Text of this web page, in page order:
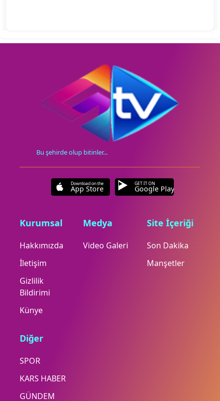
Bu şehirde olup bitinler...
Download on the
App Store
GET IT ON
Google Play
Kurumsal
Hakkımızda
İletişim
Gizlilik
Bildirimi
Künye
Medya
Video Galeri
Site İçeriği
Son Dakika
Manşetler
Diğer
SPOR
KARS HABER
GÜNDEM